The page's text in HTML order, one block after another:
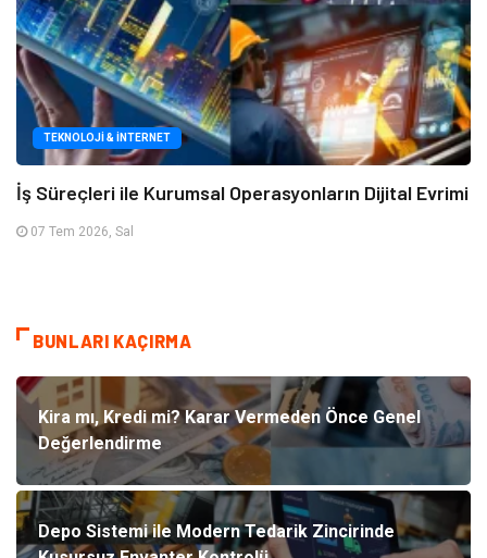
TEKNOLOJI & İNTERNET
İş Süreçleri ile Kurumsal Operasyonların Dijital Evrimi
07 Tem 2026, Sal
BUNLARI KAÇIRMA
Kira mı, Kredi mi? Karar Vermeden Önce Genel
Değerlendirme
Depo Sistemi ile Modern Tedarik Zincirinde